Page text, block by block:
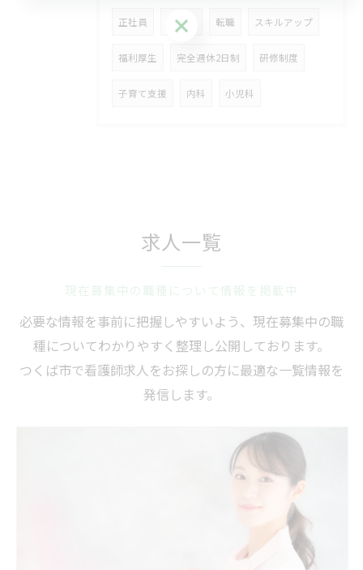
正社員 非常勤 転職 スキルアップ
福利厚生 完全週休2日制 研修制度
子育て支援 内科 小児科
現在募集中の職種について情報を掲載中
求人一覧
必要な情報を事前に把握しやすいよう、現在募集中の職
種についてわかりやすく整理し公開しております。
つくば市で看護師求人をお探しの方に最適な一覧情報を
発信します。
ご応募はこちら